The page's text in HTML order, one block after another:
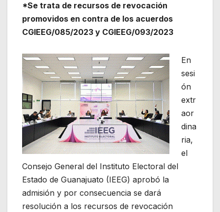
*Se trata de recursos de revocación
promovidos en contra de los acuerdos
CGIEEG/085/2023 y CGIEEG/093/2023
En
sesi
ón
extr
aor
dina
ria,
el
Consejo General del Instituto Electoral del
Estado de Guanajuato (IEEG) aprobó la
admisión y por consecuencia se dará
resolución a los recursos de revocación